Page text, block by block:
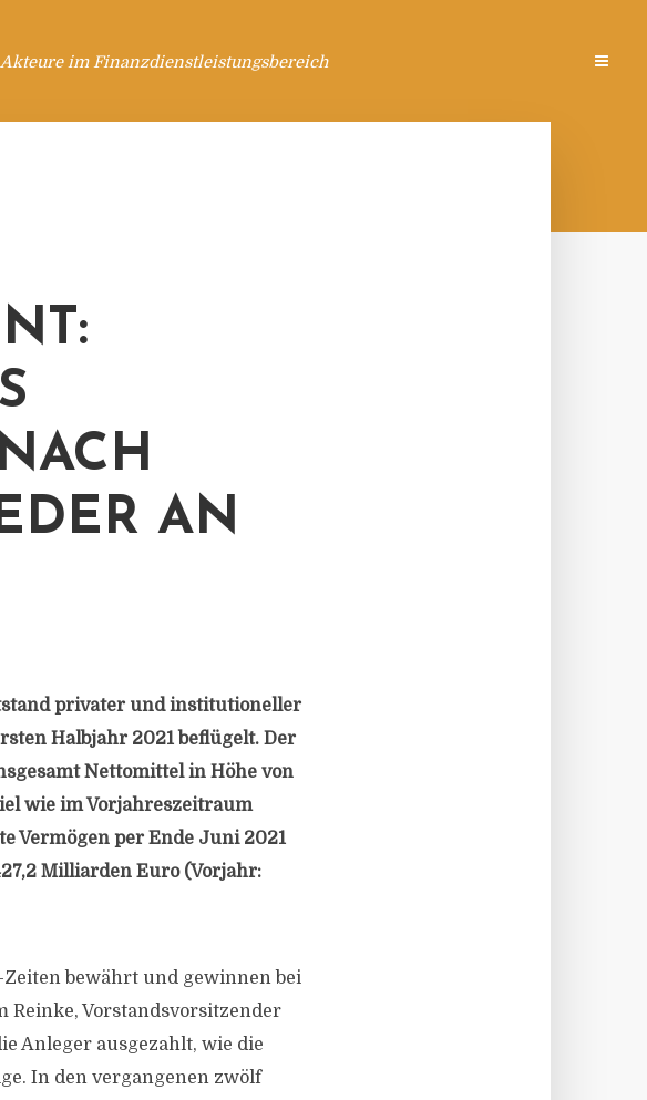
im Finanzdienstleistungsbereich
AN
privater und institutioneller
Halbjahr 2021 beflügelt. Der
Nettomittel in Höhe von
wie im Vorjahreszeitraum
Vermögen per Ende Juni 2021
Milliarden Euro (Vorjahr:
bewährt und gewinnen bei
Reinke, Vorstandsvorsitzender
Anleger ausgezahlt, wie die
In den vergangenen zwölf